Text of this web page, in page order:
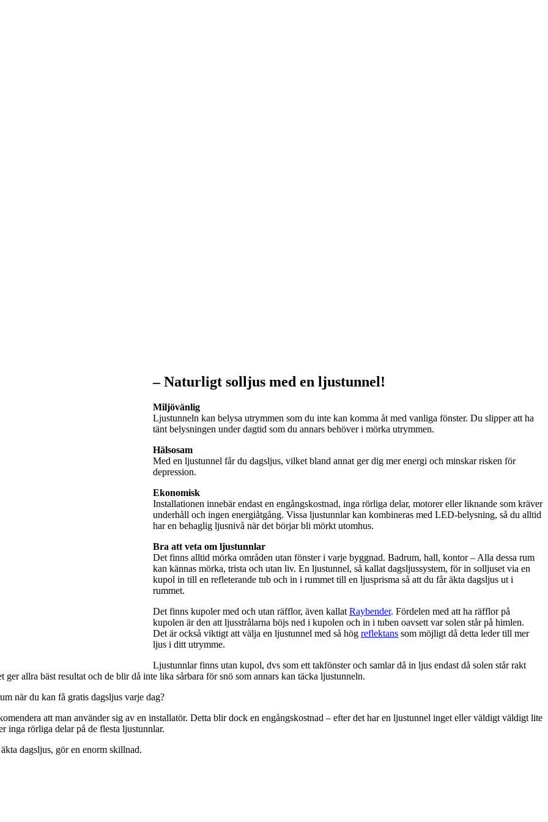
– Naturligt solljus med en ljustunnel!
Miljövänlig
Ljustunneln kan belysa utrymmen som du inte kan komma åt med vanliga fönster. Du slipper att ha
tänt belysningen under dagtid som du annars behöver i mörka utrymmen.
Hälsosam
Med en ljustunnel får du dagsljus, vilket bland annat ger dig mer energi och minskar risken för
depression.
Ekonomisk
Installationen innebär endast en engångskostnad, inga rörliga delar, motorer eller liknande som kräver
underhåll och ingen energiåtgång. Vissa ljustunnlar kan kombineras med LED-belysning, så du alltid
har en behaglig ljusnivå när det börjar bli mörkt utomhus.
Bra att veta om ljustunnlar
Det finns alltid mörka områden utan fönster i varje byggnad. Badrum, hall, kontor – Alla dessa rum
kan kännas mörka, trista och utan liv. En ljustunnel, så kallat dagsljussystem, för in solljuset via en
kupol in till en refleterande tub och in i rummet till en ljusprisma så att du får äkta dagsljus ut i
rummet.
Det finns kupoler med och utan räfflor, även kallatRaybender. Fördelen med att ha räfflor på
kupolen är den att ljusstrålarna böjs ned i kupolen och in i tuben oavsett var solen står på himlen.
Det är också viktigt att välja en ljustunnel med så hög reflektans som möjligt då detta leder till mer
ljus i ditt utrymme.
Ljustunnlar finns utan kupol, dvs som ett takfönster och samlar då in ljus endast då solen står rakt
allra bäst resultat och de blir då inte lika sårbara för snö som annars kan täcka ljustunneln.
när du kan få gratis dagsljus varje dag?
att man använder sig av en installatör. Detta blir dock en engångskostnad – efter det har en ljustunnel inget eller väldigt väldigt lite
inga rörliga delar på de flesta ljustunnlar.
dagsljus, gör en enorm skillnad.